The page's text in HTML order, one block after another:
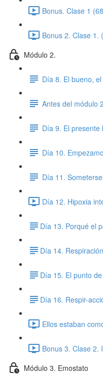
Bonus. Clase 1
Bonus 2. Clase 1.
Módulo 2.
Día 8. El bueno,
Antes del módulo
Día 9. El
Día 10.
Día 11.
Día 12. Hipoxia
​Día 13. Porqué el
​Día 14.
​​Día 15. El punto
​Día 16. Respir-
Ellos estaban
Bonus 3. Clase 2.
Módulo 3. Emostato